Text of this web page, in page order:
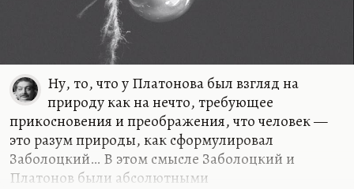
Ну, то, что у Платонова был взгляд на
природу как на нечто, требующее
прикосновения и преображения, что человек —
это разум природы, как сформулировал
Заболоцкий… В этом смысле Заболоцкий и
Платонов были абсолютными